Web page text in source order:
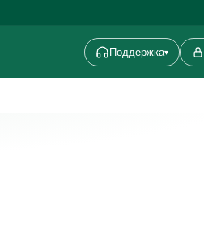
Поддержка▾